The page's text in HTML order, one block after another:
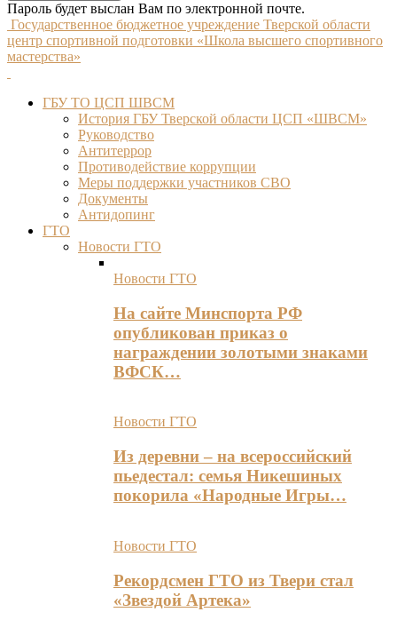
Пароль будет выслан Вам по электронной почте.
Государственное бюджетное учреждение Тверской области
центр спортивной подготовки «Школа высшего спортивного
мастерства»
ГБУ ТО ЦСП ШВСМ
История ГБУ Тверской области ЦСП «ШВСМ»
Руководство
Антитеррор
Противодействие коррупции
Меры поддержки участников СВО
Документы
Антидопинг
ГТО
Новости ГТО
Новости ГТО
На сайте Минспорта РФ
опубликован приказ о
награждении золотыми знаками
ВФСК…
Новости ГТО
Из деревни – на всероссийский
пьедестал: семья Никешиных
покорила «Народные Игры…
Новости ГТО
Рекордсмен ГТО из Твери стал
«Звездой Артека»